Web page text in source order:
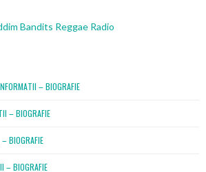
Bandits Reggae Radio
– BIOGRAFIE
– BIOGRAFIE
BIOGRAFIE
– BIOGRAFIE